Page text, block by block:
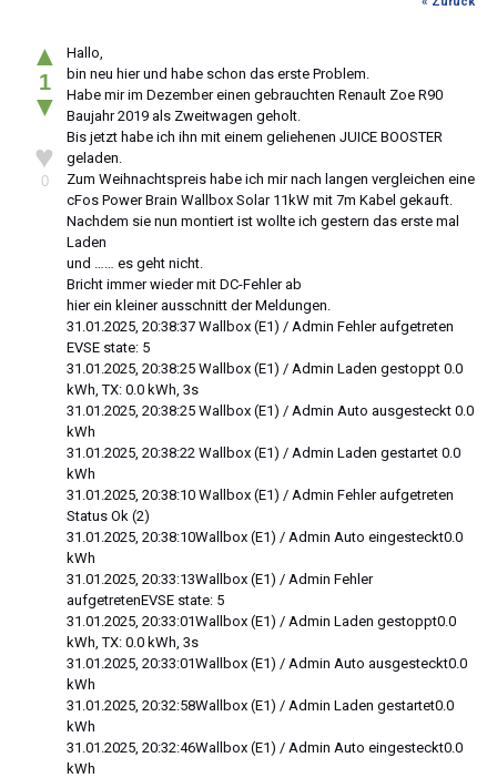
▲
1
▼
♥
0
Hallo,
bin neu hier und habe schon das erste Problem.
Habe mir im Dezember einen gebrauchten Renault Zoe R90
Baujahr 2019 als Zweitwagen geholt.
Bis jetzt habe ich ihn mit einem geliehenen JUICE BOOSTER
geladen.
Zum Weihnachtspreis habe ich mir nach langen vergleichen eine
cFos Power Brain Wallbox Solar 11kW mit 7m Kabel gekauft.
Nachdem sie nun montiert ist wollte ich gestern das erste mal
Laden
und …… es geht nicht.
Bricht immer wieder mit DC-Fehler ab
hier ein kleiner ausschnitt der Meldungen.
31.01.2025, 20:38:37 Wallbox (E1) / Admin Fehler aufgetreten
EVSE state: 5
31.01.2025, 20:38:25 Wallbox (E1) / Admin Laden gestoppt 0.0
kWh, TX: 0.0 kWh, 3s
31.01.2025, 20:38:25 Wallbox (E1) / Admin Auto ausgesteckt 0.0
kWh
31.01.2025, 20:38:22 Wallbox (E1) / Admin Laden gestartet 0.0
kWh
31.01.2025, 20:38:10 Wallbox (E1) / Admin Fehler aufgetreten
Status Ok (2)
31.01.2025, 20:38:10Wallbox (E1) / Admin Auto eingesteckt0.0
kWh
31.01.2025, 20:33:13Wallbox (E1) / Admin Fehler
aufgetretenEVSE state: 5
31.01.2025, 20:33:01Wallbox (E1) / Admin Laden gestoppt0.0
kWh, TX: 0.0 kWh, 3s
31.01.2025, 20:33:01Wallbox (E1) / Admin Auto ausgesteckt0.0
kWh
31.01.2025, 20:32:58Wallbox (E1) / Admin Laden gestartet0.0
kWh
31.01.2025, 20:32:46Wallbox (E1) / Admin Auto eingesteckt0.0
kWh